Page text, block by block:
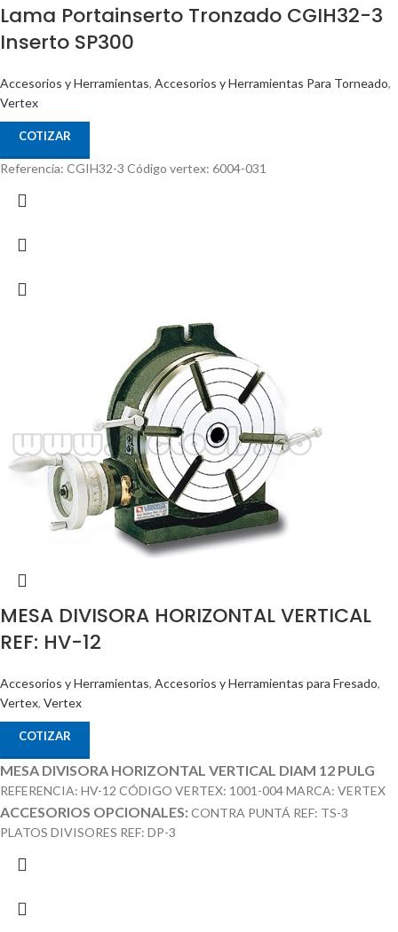
Lama Portainserto Tronzado CGIH32-3
Inserto SP300
Accesorios y Herramientas, Accesorios y Herramientas Para Torneado,
Vertex
COTIZAR
Referencia: CGIH32-3 Código vertex: 6004-031
MESA DIVISORA HORIZONTAL VERTICAL
REF: HV-12
Accesorios y Herramientas, Accesorios y Herramientas para Fresado,
Vertex, Vertex
COTIZAR
MESA DIVISORA HORIZONTAL VERTICAL DIAM 12 PULG
REFERENCIA: HV-12 CÓDIGO VERTEX: 1001-004 MARCA: VERTEX
ACCESORIOS OPCIONALES:CONTRA PUNTÁ REF: TS-3
PLATOS DIVISORES REF: DP-3